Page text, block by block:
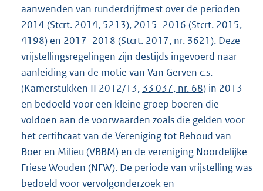
aanwenden van runderdrijfmest over de perioden
2014 (Stcrt. 2014, 5213), 2015–2016 (Stcrt. 2015,
4198) en 2017–2018 (Stcrt. 2017, nr. 3621). Deze
vrijstellingsregelingen zijn destijds ingevoerd naar
aanleiding van de motie van Van Gerven c.s.
(Kamerstukken II 2012/13, 33 037, nr. 68) in 2013
en bedoeld voor een kleine groep boeren die
voldoen aan de voorwaarden zoals die gelden voor
het certificaat van de Vereniging tot Behoud van
Boer en Milieu (VBBM) en de vereniging Noordelijke
Friese Wouden (NFW). De periode van vrijstelling was
bedoeld voor vervolgonderzoek en